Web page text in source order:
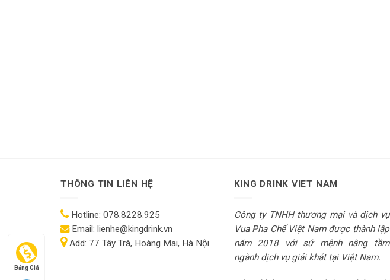
THÔNG TIN LIÊN HỆ
Hotline: 078.8228.925
Email: lienhe@kingdrink.vn
Add: 77 Tây Trà, Hoàng Mai, Hà Nội
KING DRINK VIET NAM
Công ty TNHH thương mại và dịch vụ
Vua Pha Chế Việt Nam được thành lập
năm 2018 với sứ mệnh nâng tầm
ngành dịch vụ giải khát tại Việt Nam.
Bảng Giá